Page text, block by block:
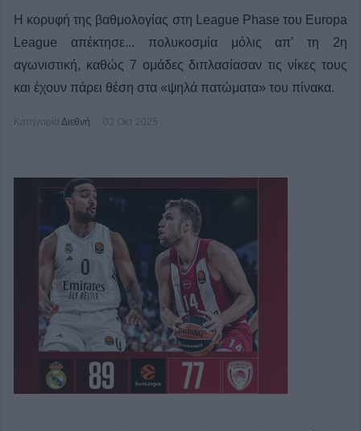
Η κορυφή της βαθμολογίας στη League Phase του Europa
League απέκτησε... πολυκοσμία μόλις απ' τη 2η
αγωνιστική, καθώς 7 ομάδες διπλασίασαν τις νίκες τους
και έχουν πάρει θέση στα «ψηλά πατώματα» του πίνακα.
Κατηγορία Διεθνή 03 Οκτ 2025